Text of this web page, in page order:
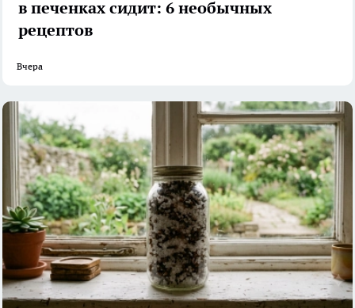
в печенках сидит: 6 необычных
рецептов
Вчера